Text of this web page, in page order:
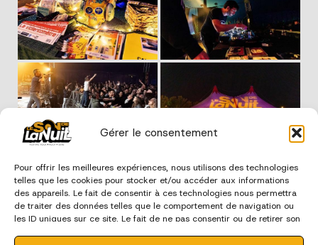
Gérer le consentement
Pour offrir les meilleures expériences, nous utilisons des technologies
telles que les cookies pour stocker et/ou accéder aux informations
des appareils. Le fait de consentir à ces technologies nous permettra
de traiter des données telles que le comportement de navigation ou
les ID uniques sur ce site. Le fait de ne pas consentir ou de retirer son